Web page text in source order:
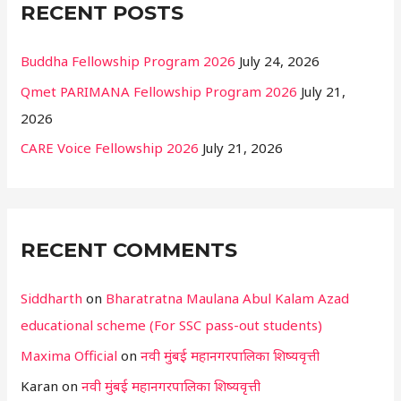
RECENT POSTS
Buddha Fellowship Program 2026 July 24, 2026
Qmet PARIMANA Fellowship Program 2026 July 21,
2026
CARE Voice Fellowship 2026 July 21, 2026
RECENT COMMENTS
Siddharth on Bharatratna Maulana Abul Kalam Azad
educational scheme (For SSC pass-out students)
Maxima Official onनवी मुंबई महानगरपालिका शिष्यवृत्ती
Karan onनवी मुंबई महानगरपालिका शिष्यवृत्ती